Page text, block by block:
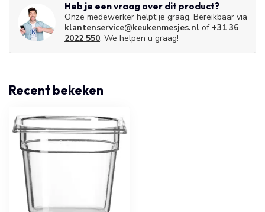
Heb je een vraag over dit product?
Onze medewerker helpt je graag. Bereikbaar via
klantenservice@keukenmesjes.nl of +31 36
2022 550. We helpen u graag!
Recent bekeken